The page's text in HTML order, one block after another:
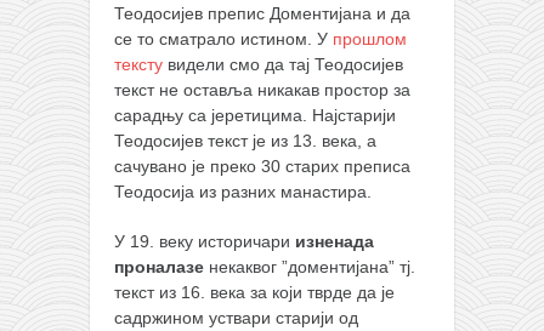
Теодосијев препис Доментијана и да
се то сматрало истином. У прошлом
тексту видели смо да тај Теодосијев
текст не оставља никакав простор за
сарадњу са јеретицима. Најстарији
Теодосијев текст је из 13. века, а
сачувано је преко 30 старих преписа
Теодосија из разних манастира.
У 19. веку историчари изненада
проналазе некаквог ”доментијана” тј.
текст из 16. века за који тврде да је
садржином уствари старији од